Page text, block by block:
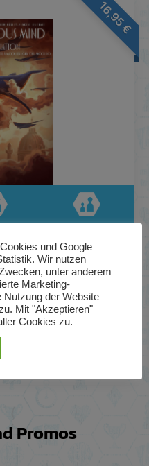
Modul-
Association)
16,95
€
Promos
und Google
Wir nutzen
unter anderem
Marketing-
Nutzung der Website
Mit "Akzeptieren"
Cookies zu.